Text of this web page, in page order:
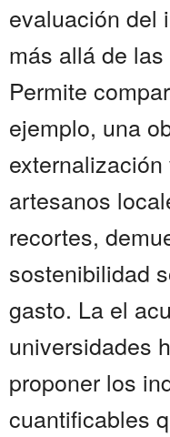
evaluación del
más allá de
Permite
ejemplo, una
artesanos
recortes,
sostenibilidad
gasto. La el
universidades
proponer los
cuantificables